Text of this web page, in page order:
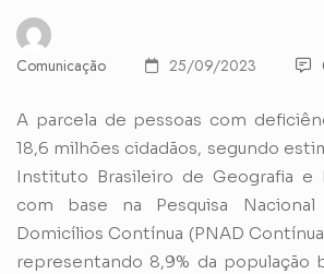
Comunicação 25/09/2023
A parcela de pessoas com
18,6 milhões cidadãos, segundo
Instituto Brasileiro de Geografia e
com base na Pesquisa
Domicílios Contínua (PNAD
representando 8,9% da população